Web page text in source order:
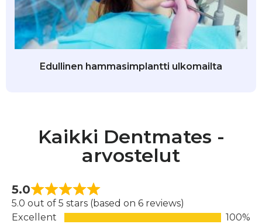
Edullinen hammasimplantti ulkomailta
Kaikki Dentmates -
arvostelut
5.0
5.0 out of 5 stars (based on 6 reviews)
Excellent
100%